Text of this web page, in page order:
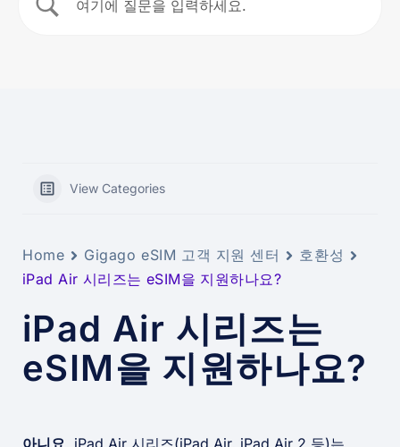
View Categories
Home Gigago eSIM 고객 지원 센터
호환성
iPad Air 시리즈는 eSIM을 지원하나요?
iPad Air 시리즈는
eSIM을 지원하나요?